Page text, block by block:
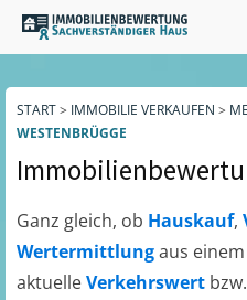
START> IMMOBILIE VERKAUFEN >
WESTENBRÜGGE
Ganz gleich, ob Hauskauf,
Wertermittlungaus
aktuelleVerkehrswert bzw.